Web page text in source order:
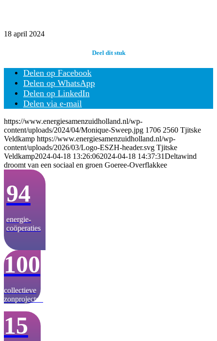
18 april 2024
Deel dit stuk
Delen op Facebook
Delen op WhatsApp
Delen op LinkedIn
Delen via e-mail
https://www.energiesamenzuidholland.nl/wp-
content/uploads/2024/04/Monique-Sweep.jpg 1706 2560 Tjitske
Veldkamp https://www.energiesamenzuidholland.nl/wp-
content/uploads/2026/03/Logo-ESZH-header.svg Tjitske
Veldkamp2024-04-18 13:26:062024-04-18 14:37:31Deltawind
droomt van een sociaal en groen Goeree-Overflakkee
94
energie­-
coöperaties
100
collectieve
zonprojecten
15